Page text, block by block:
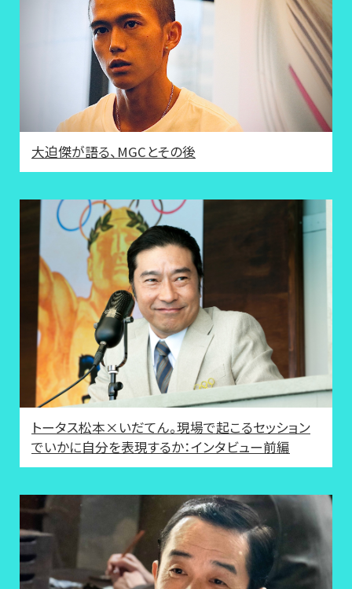
大迫傑が語る、MGCとその後
トータス松本×いだてん。現場で起こるセッション
でいかに自分を表現するか：インタビュー前編